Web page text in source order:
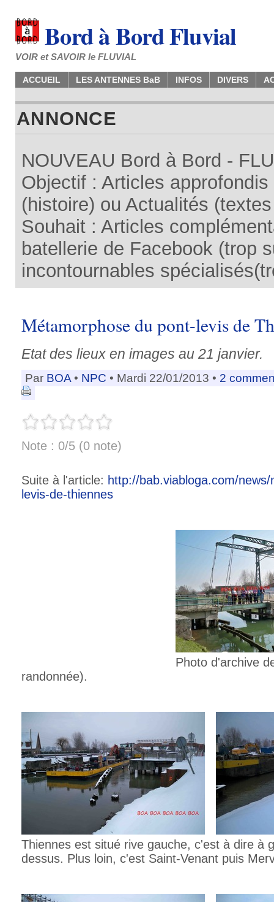
Bord à Bord Fluvial
VOIR et SAVOIR le FLUVIAL
ACCUEIL LES ANTENNES BaB INFOS DIVERS
ANNONCE
NOUVEAU Bord à Bord -
Objectif : Articles
(histoire) ou Actualités
Souhait : Articles
batellerie de Facebook (trop
incontournables
Métamorphose du pont-levis de
Etat des lieux en images au 21 janvier.
Par BOA • NPC • Mardi 22/01/2013 • 2
Note : 0/5 (0 note)
Suite à l'article: http://bab.viabloga.com/
levis-de-thiennes
Photo d'archive de mars
randonnée).
Thiennes est situé rive gauche, c'est à dire à
dessus. Plus loin, c'est Saint-Venant puis